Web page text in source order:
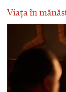
Viața în